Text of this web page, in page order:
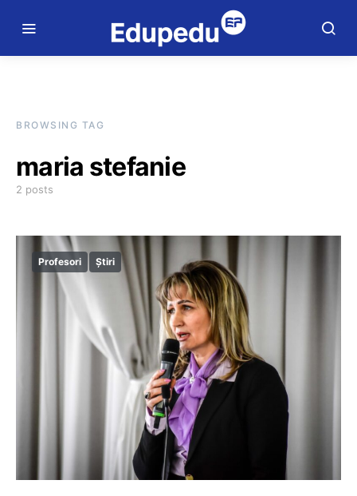
BROWSING TAG
maria stefanie
2 posts
Profesori Știri